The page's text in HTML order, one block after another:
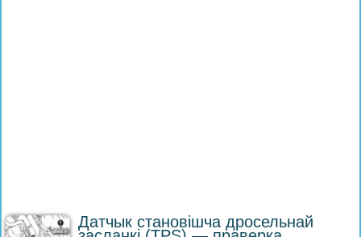
Датчык становішча дросельнай